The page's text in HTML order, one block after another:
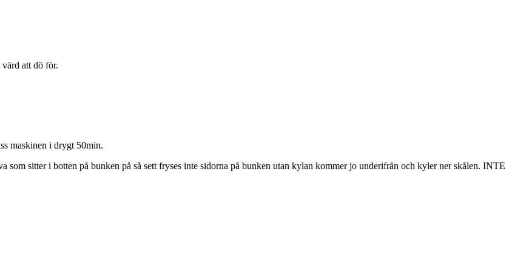
att dö för.
maskinen i drygt 50min.
som sitter i botten på bunken på så sett fryses inte sidorna på bunken utan kylan kommer jo underifrån och kyler ner skålen. INTE